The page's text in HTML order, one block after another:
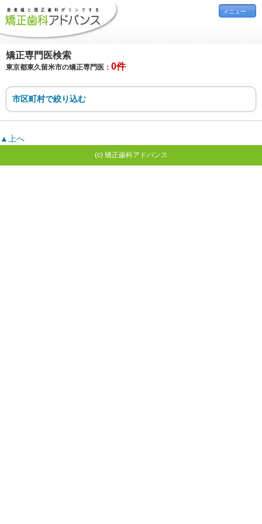
メニュー
矯正専門医検索
東京都東久留米市の矯正専門医： 0件
市区町村で絞り込む
▲上へ
(c) 矯正歯科アドバンス